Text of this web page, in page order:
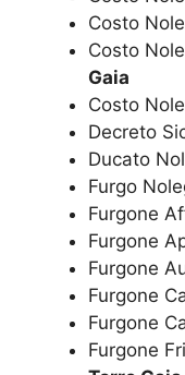
Costo
Costo
Gaia
Costo
Decreto
Ducato
Furgo
Furgone
Furgone
Furgone
Furgone
Furgone
Furgone